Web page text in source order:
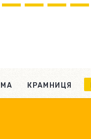
КРАМНИЦЯ